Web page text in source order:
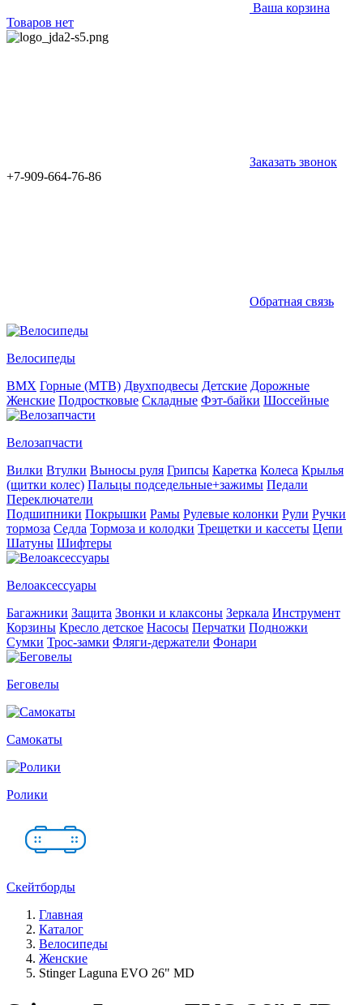
Ваша корзина
Товаров нет
Заказать звонок
+7-909-664-76-86
Обратная связь
Велосипеды
BMX Горные (MTB) Двухподвесы Детские Дорожные
Женские Подростковые Складные Фэт-байки Шоссейные
Велозапчасти
Вилки Втулки Выносы руля Грипсы Каретка Колеса Крылья
(щитки колес) Пальцы подседельные+зажимы Педали
Переключатели
Подшипники Покрышки Рамы Рулевые колонки Рули Ручки
тормоза Седла Тормоза и колодки Трещетки и кассеты Цепи
Шатуны Шифтеры
Велоаксессуары
Багажники Защита Звонки и клаксоны Зеркала Инструмент
Корзины Кресло детское Насосы Перчатки Подножки
Сумки Трос-замки Фляги-держатели Фонари
Беговелы
Самокаты
Ролики
Скейтборды
Главная
Каталог
Велосипеды
Женские
Stinger Laguna EVO 26" MD